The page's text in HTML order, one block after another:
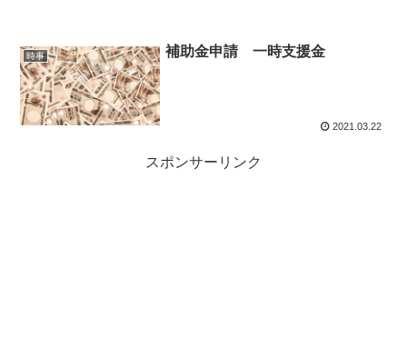
時事 補助金申請 一時支援金
2021.03.22
スポンサーリンク